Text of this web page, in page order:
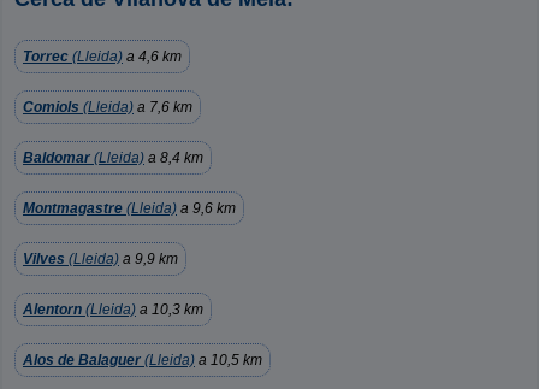
Torrec (Lleida) a 4,6 km
Comiols (Lleida) a 7,6 km
Baldomar (Lleida) a 8,4 km
Montmagastre (Lleida) a 9,6 km
Vilves (Lleida) a 9,9 km
Alentorn (Lleida) a 10,3 km
Alos de Balaguer (Lleida) a 10,5 km